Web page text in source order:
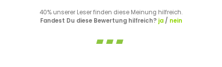
40% unserer Leser finden diese Meinung hilfreich.
Fandest Du diese Bewertung hilfreich? ja/ nein